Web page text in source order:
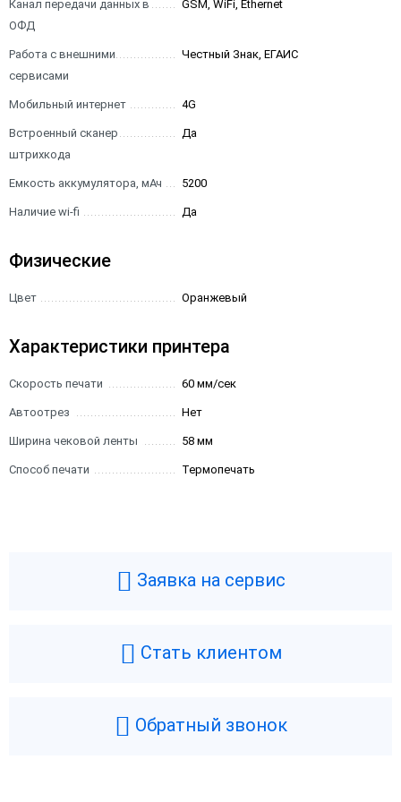
Канал передачи данных в
ОФД
GSM, WiFi, Ethernet
Работа с внешними
сервисами
Честный Знак, ЕГАИС
Мобильный интернет 4G
Встроенный сканер
штрихкода
Да
Емкость аккумулятора, мАч 5200
Наличие wi-fi Да
Физические
Цвет Оранжевый
Характеристики принтера
Скорость печати 60 мм/сек
Автоотрез Нет
Ширина чековой ленты 58 мм
Способ печати Термопечать
Заявка на сервис
Стать клиентом
Обратный звонок